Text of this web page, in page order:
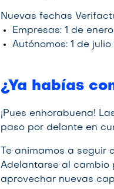
Nuevas fechas
Empresas: 1 de
Autónomos: 1 de
¿Ya habías
¡Pues enhorabuena!
paso por delante en
Te animamos a
Adelantarse al cambio
aprovechar nuevas